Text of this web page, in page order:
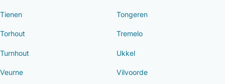
Tienen Tongeren
Torhout Tremelo
Turnhout Ukkel
Veurne Vilvoorde